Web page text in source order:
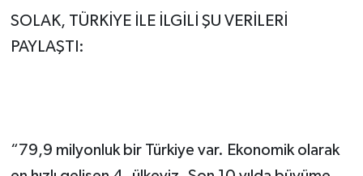
SOLAK, TÜRKİYE İLE İLGİLİ ŞU VERİLERİ
PAYLAŞTI:
“79,9 milyonluk bir Türkiye var. Ekonomik olarak